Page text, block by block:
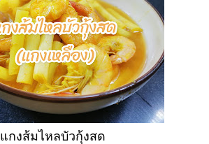
แกงส้มไหลบัวกุ้งสด